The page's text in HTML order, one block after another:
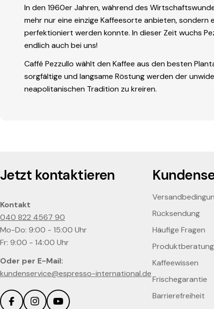
In den 1960er Jahren, während des
mehr nur eine einzige Kaffeesorte anbieten,
perfektioniert werden konnte. In dieser Zeit wuchs
endlich auch bei uns!
Caffé Pezzullo wählt den Kaffee aus den besten
sorgfältige und langsame Röstung werden der
neapolitanischen Tradition zu kreiren.
Jetzt kontaktieren
Kontakt
040 822 4567 90
Mo-Do: 9:00 - 15:00 Uhr
Fr: 9:00 - 14:00 Uhr
Oder per E-Mail:
kundenservice@espresso-international.de
Rücksendung
Häufige Fragen
Produktberatung
Kaffeewissen
Frischegarantie
Barrierefreiheit